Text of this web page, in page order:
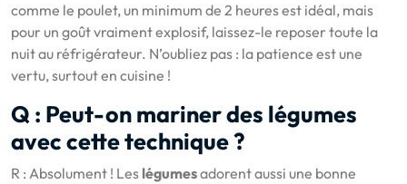
comme le poulet, un minimum de 2 heures est idéal, mais
pour un goût vraiment explosif, laissez-le reposer toute la
nuit au réfrigérateur. N’oubliez pas : la patience est une
vertu, surtout en cuisine !
Q : Peut-on mariner des légumes
avec cette technique ?
R : Absolument ! Les légumesadorent aussi une bonne